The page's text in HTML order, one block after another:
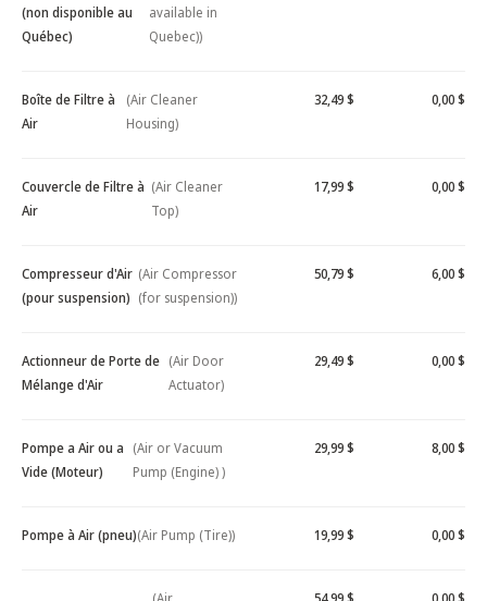
(non disponible au
Québec)
available in
Quebec))
Boîte de Filtre à
Air
(Air Cleaner
Housing)
32,49 $ 0,00 $
Couvercle de Filtre à
Air
(Air Cleaner
Top)
17,99 $ 0,00 $
Compresseur d'Air
(pour suspension)
(Air Compressor
(for suspension))
50,79 $ 6,00 $
Actionneur de Porte de
Mélange d'Air
(Air Door
Actuator)
29,49 $ 0,00 $
Pompe a Air ou a
Vide (Moteur)
(Air or Vacuum
Pump (Engine) )
29,99 $ 8,00 $
Pompe à Air (pneu)(Air Pump (Tire)) 19,99 $ 0,00 $